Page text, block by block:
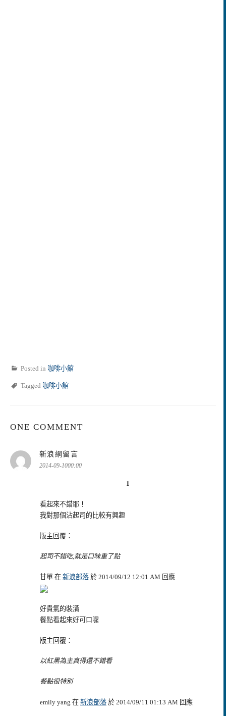
Posted in 咖啡小館
Tagged 咖啡小館
ONE COMMENT
新浪網留言
示:
2014-09-1000:00
1
看起來不錯耶！
我對那個沾起司的比較有興趣
版主回覆：
起司不錯吃,就是口味重了點
甘單 在 新浪部落 於 2014/09/12 12:01 AM 回應
好貴氣的裝潢
餐點看起來好可口喔
版主回覆：
以紅黑為主真得還不錯看
餐點很特別
emily yang 在 新浪部落 於 2014/09/11 01:13 AM 回應